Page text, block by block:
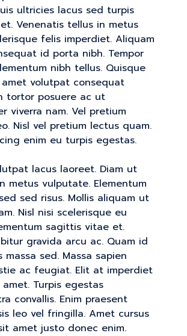
ultricies lacus sed turpis
Venenatis tellus in metus
felis imperdiet. Aliquam
id porta nibh. Tempor
nibh tellus. Quisque
volutpat consequat
tortor posuere ac ut
viverra nam. Vel pretium
Nisl vel pretium lectus quam.
enim eu turpis egestas.
lacus laoreet. Diam ut
metus vulputate. Elementum
sed risus. Mollis aliquam ut
Nisl nisi scelerisque eu
sagittis vitae et.
gravida arcu ac. Quam id
sed. Massa sapien
ac feugiat. Elit at imperdiet
Turpis egestas
convallis. Enim praesent
leo vel fringilla. Amet cursus
amet justo donec enim.